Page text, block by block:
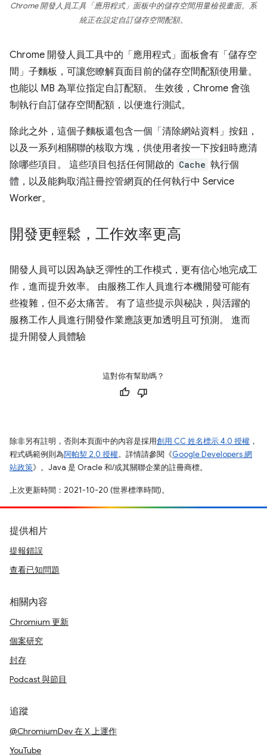
Chrome 開發人員工具「應用程式」面板中的儲存空間用量檢視畫面。系
統正在設定自訂儲存空間配額。
Chrome 開發人員工具中的「應用程式」面板會有「儲存空
間」 子麵板，可讓您瞭解頁面目前的儲存空間配額使用量。
也能以 MB 為單位指定自訂配額。 生效後，Chrome 會強
制執行自訂儲存空間配額，以便進行測試。
除此之外，這個子麵板還包含一個「清除網站資料」 按鈕，
以及一系列相關聯的核取方塊，供使用者按一下按鈕時應清
除哪些項目。 這些項目包括任何開啟的 Cache 執行個
體，以及能夠取消註冊控管網頁的任何執行中 Service
Worker。
開發更輕鬆，工作效率更高
開發人員可以因為缺乏彈性的工作模式，更有信心地完成工
作，進而提升效率。 由服務工作人員進行本機開發可能有
些複雜，但不必太痛苦。 有了這些提示與秘訣，與活躍的
服務工作人員進行開發作業應該更加透明且可預測。 進而
提升開發人員體驗
這對你有幫助嗎？
除非另有註明，否則本頁面中的內容是採用創用 CC 姓名標示 4.0 授權 ，
程式碼範例則為阿帕契 2.0 授權。詳情請參閱《Google Developers 網
站政策》。Java 是 Oracle 和/或其關聯企業的註冊商標。
上次更新時間：2021-10-20 (世界標準時間)。
提供相片
提報錯誤
查看已知問題
相關內容
Chromium 更新
個案研究
封存
Podcast 與節目
追蹤
@ChromiumDev 在 X 上運作
YouTube